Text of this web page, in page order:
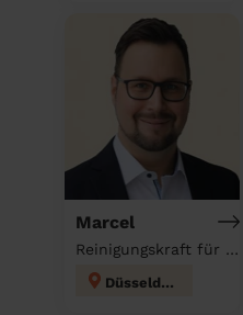
Marcel
Reinigungskraft für deinen Haushalt
Düsseldorf